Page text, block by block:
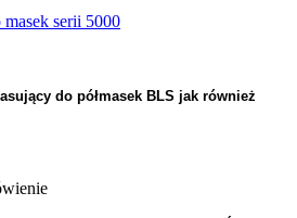
do półmasek BLS jak również